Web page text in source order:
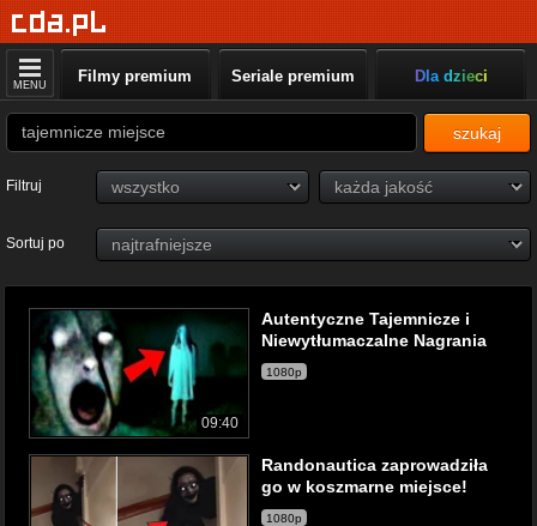
MENU Filmy premium Seriale premium Dla dzieci
szukaj
Filtruj
Sortuj po
09:40
Autentyczne Tajemnicze i
Niewytłumaczalne Nagrania
1080p
Randonautica zaprowadziła
go w koszmarne miejsce!
1080p